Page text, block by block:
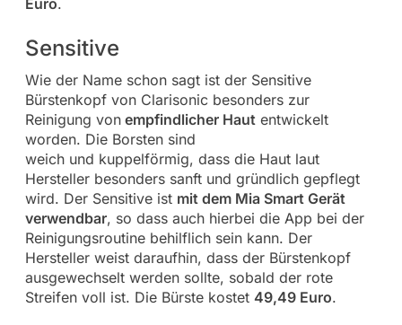
Euro.
Sensitive
Wie der Name schon sagt ist der Sensitive
Bürstenkopf von Clarisonic besonders zur
Reinigung vonempfindlicher Hautentwickelt
worden. Die Borsten sind
weich und kuppelförmig, dass die Haut laut
Hersteller besonders sanft und gründlich gepflegt
wird. Der Sensitive ist mit dem Mia Smart Gerät
verwendbar, so dass auch hierbei die App bei der
Reinigungsroutine behilflich sein kann. Der
Hersteller weist daraufhin, dass der Bürstenkopf
ausgewechselt werden sollte, sobald der rote
Streifen voll ist. Die Bürste kostet 49,49 Euro.